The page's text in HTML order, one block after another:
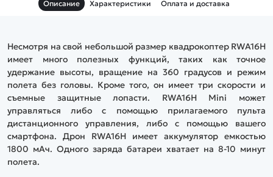
Описание Характеристики Оплата и доставка
Несмотря на свой небольшой размер квадрокоптер RWA16H
имеет много полезных функций, таких как точное
удержание высоты, вращение на 360 градусов и режим
полета без головы. Кроме того, он имеет три скорости и
съемные защитные лопасти. RWA16H Mini может
управляться либо с помощью прилагаемого пульта
дистанционного управления, либо с помощью вашего
смартфона. Дрон RWA16H имеет аккумулятор емкостью
1800 мАч. Одного заряда батареи хватает на 8-10 минут
полета.